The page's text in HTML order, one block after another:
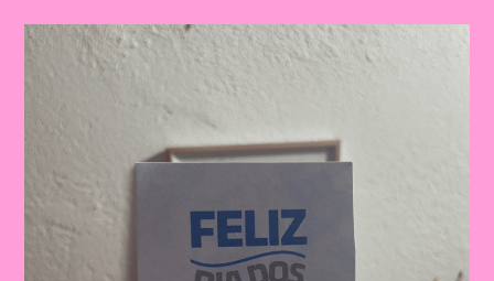
Pais
Dia
Pais:
Celebrando
Importância
Da
Figura